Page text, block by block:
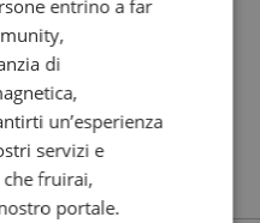
entrino a far
di
un’esperienza
servizi e
fruirai,
portale.